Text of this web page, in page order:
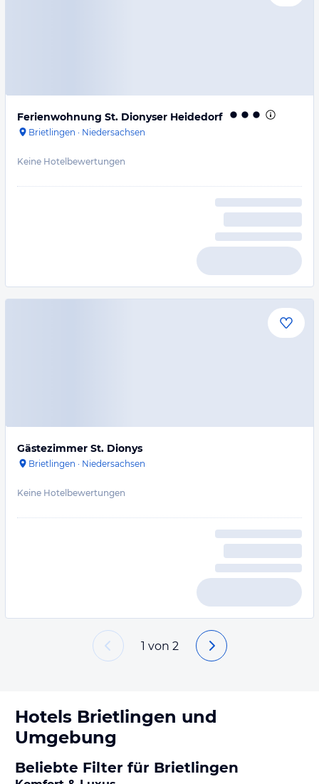
Ferienwohnung St. Dionyser Heidedorf
Brietlingen · Niedersachsen
Keine Hotelbewertungen
Gästezimmer St. Dionys
Brietlingen · Niedersachsen
Keine Hotelbewertungen
1 von 2
Hotels Brietlingen und
Umgebung
Beliebte Filter für Brietlingen